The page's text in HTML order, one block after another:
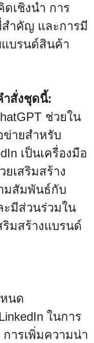
ดเชิงนำ การ
สำคัญ และการมี
แบรนด์สินค้า
ำสั่งชุดนี้:
ช่วยใน
ข่ายสำหรับ
เป็นเครื่องมือ
เสริมสร้าง
มสัมพันธ์กับ
มีส่วนร่วมใน
ริมสร้างแบรนด์
นด
ในการ
การเพิ่มความน่า